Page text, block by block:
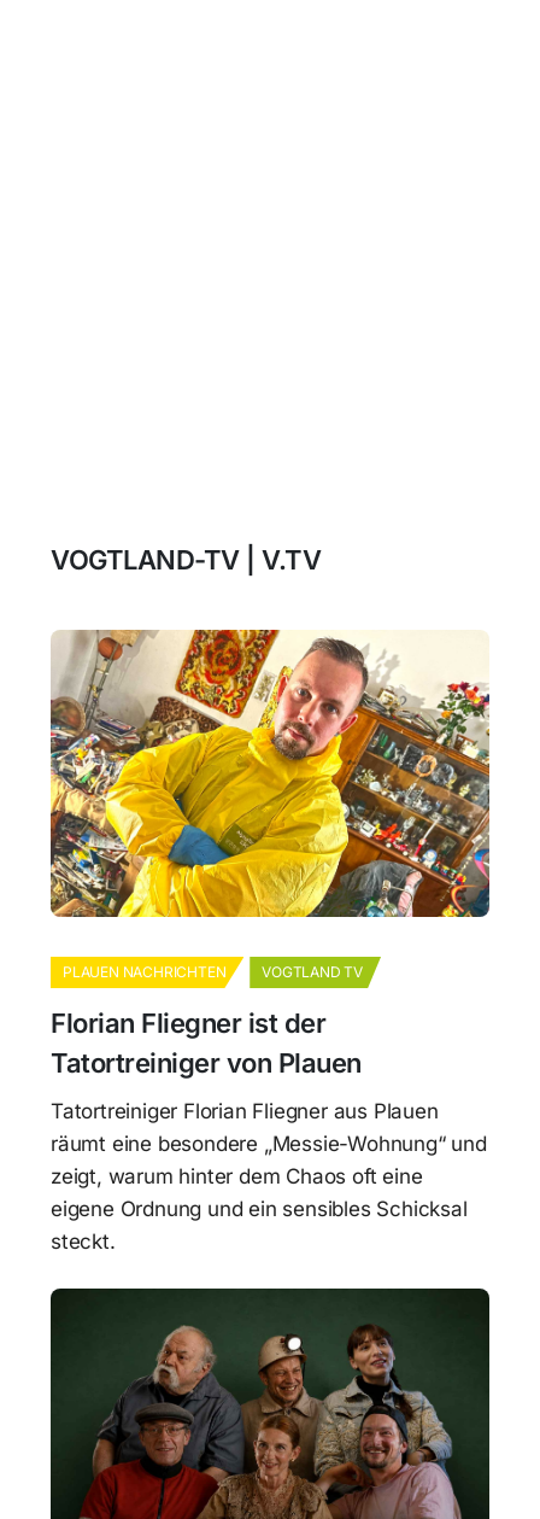
VOGTLAND-TV | V.TV
PLAUEN NACHRICHTEN VOGTLAND TV
Florian Fliegner ist der
Tatortreiniger von Plauen
Tatortreiniger Florian Fliegner aus Plauen
räumt eine besondere „Messie-Wohnung“ und
zeigt, warum hinter dem Chaos oft eine
eigene Ordnung und ein sensibles Schicksal
steckt.